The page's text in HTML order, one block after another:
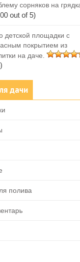
сорняков на
out of 5)
детской площадки с
покрытием из
на даче.
дачи
полива